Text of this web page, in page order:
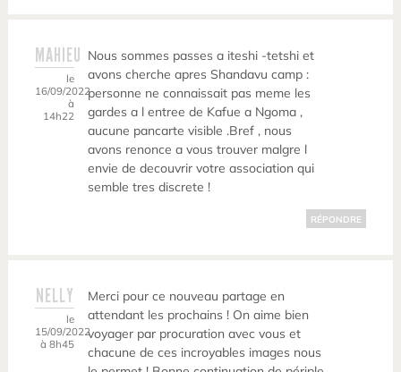
MAHIEU
le
16/09/2022
à
14h22
Nous sommes passes a iteshi -tetshi et
avons cherche apres Shandavu camp :
personne ne connaissait pas meme les
gardes a l entree de Kafue a Ngoma ,
aucune pancarte visible .Bref , nous
avons renonce a vous trouver malgre l
envie de decouvrir votre association qui
semble tres discrete !
RÉPONDRE
NELLY
le
15/09/2022
à 8h45
Merci pour ce nouveau partage en
attendant les prochains ! On aime bien
voyager par procuration avec vous et
chacune de ces incroyables images nous